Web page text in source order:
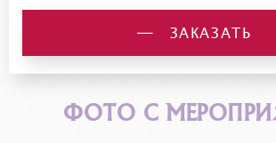
ЗАКАЗАТЬ
ФОТО С